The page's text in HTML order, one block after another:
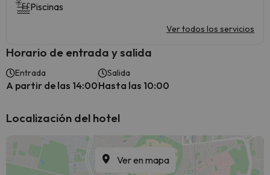
Piscinas
Ver todos los servicios
Horario de entrada y salida
Entrada
A partir de las 14:00
Salida
Hasta las 10:00
Localización del hotel
Ver en mapa